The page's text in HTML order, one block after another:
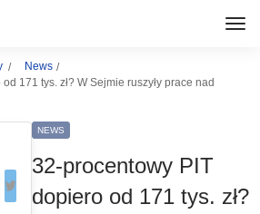
News
171 tys. zł? W Sejmie ruszyły prace nad
NEWS
32-procentowy PIT
dopiero od 171 tys. zł?